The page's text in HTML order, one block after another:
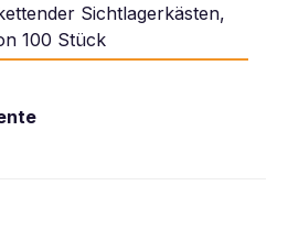
Sichtlagerkästen,
100 Stück